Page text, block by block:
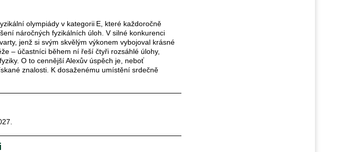
olympiády v kategorii E, které každoročně
náročných fyzikálních úloh. V silné konkurenci
jenž si svým skvělým výkonem vybojoval krásné
– účastníci během ní řeší čtyři rozsáhlé úlohy,
O to cennější Alexův úspěch je, neboť
znalosti. K dosaženému umístění srdečně